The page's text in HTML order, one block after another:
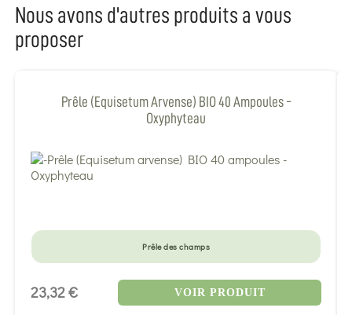
Nous avons d'autres produits a vous
proposer
Prêle (Equisetum Arvense) BIO 40 Ampoules -
Oxyphyteau
Prêle des champs
23,32 € VOIR PRODUIT